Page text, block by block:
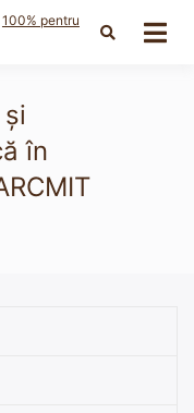
100% pentru
în